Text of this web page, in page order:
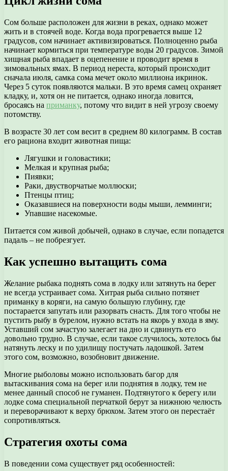
Сом больше расположен для жизни в реках, однако может
жить и в стоячей воде. Когда вода прогревается выше 12
градусов, сом начинает активизироваться. Полноценно рыба
начинает кормиться при температуре воды 20 градусов. Зимой
хищная рыба впадает в оцепенение и проводит время в
зимовальных ямах. В период нереста, который происходит
сначала июля, самка сома мечет около миллиона икринок.
Через 5 суток появляются мальки. В это время самец охраняет
кладку, и, хотя он не питается, однако иногда ловится,
бросаясь на приманку, потому что видит в ней угрозу своему
потомству.
В возрасте 30 лет сом весит в среднем 80 килограмм. В состав
его рациона входит животная пища:
Лягушки и головастики;
Мелкая и крупная рыба;
Пиявки;
Раки, двустворчатые моллюски;
Птенцы птиц;
Оказавшиеся на поверхности воды мыши, лемминги;
Упавшие насекомые.
Питается сом живой добычей, однако в случае, если попадется
падаль – не побрезгует.
Как успешно вытащить сома
Желание рыбака поднять сома в лодку или затянуть на берег
не всегда устраивает сома. Хитрая рыба сильно потянет
приманку в коряги, на самую большую глубину, где
постарается запутать или разорвать снасть. Для того чтобы не
пустить рыбу в бурелом, нужно встать на якорь у входа в яму.
Уставший сом зачастую залегает на дно и сдвинуть его
довольно трудно. В случае, если такое случилось, хотелось бы
натянуть леску и по удилищу постучать ладошкой. Затем
этого сом, возможно, возобновит движение.
Многие рыболовы можно использовать багор для
вытаскивания сома на берег или поднятия в лодку, тем не
менее данный способ не гуманен. Подтянутого к берегу или
лодке сома специальной перчаткой берут за нижнюю челюсть
и переворачивают к верху брюхом. Затем этого он перестаёт
сопротивляться.
Стратегия охоты сома
В поведении сома существует ряд особенностей: